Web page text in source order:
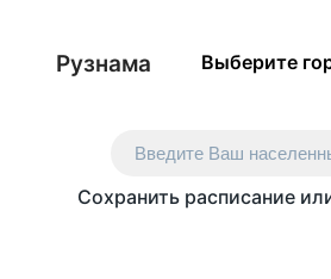
Рузнама Выберите
Введите Ваш
Сохранить расписание